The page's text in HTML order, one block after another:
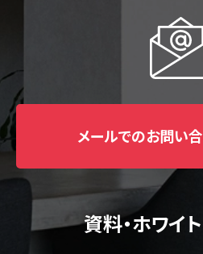
メールでのお問い
資料・ホワイ